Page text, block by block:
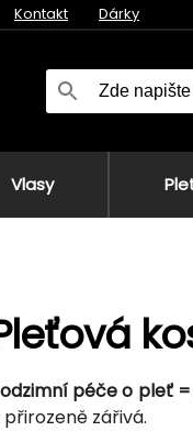
Kontakt Dárky
Vlasy
péče o pleť
přirozeně zářivá.